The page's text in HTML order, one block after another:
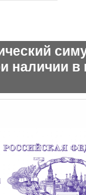
наличии в